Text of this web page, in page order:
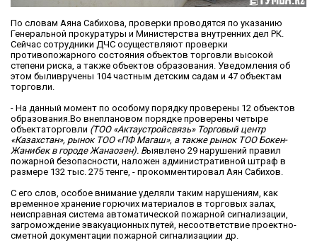
По словам Аяна Сабихова, проверки проводятся по указанию
Генеральной прокуратуры и Министерства внутренних дел РК.
Сейчас сотрудники ДЧС осуществляют проверки
противопожарного состояния объектов торговли высокой
степени риска, а также объектов образования. Уведомления об
этом быливручены 104 частным детским садам и 47 объектам
торговли.
- На данный момент по особому порядку проверены 12 объектов
образования.Во внеплановом порядке проверены четыре
объектаторговли (ТОО «Актаустройсвязь» Торговый центр
«Казахстан», рынок ТОО «ПФ Магаш», а также рынок ТОО Бокен-
Жанибек в городе Жанаозен). Выявлено 29 нарушений правил
пожарной безопасности, наложен административной штраф в
размере 132 тыс. 275 тенге, - прокомментировал Аян Сабихов.
С его слов, особое внимание уделяли таким нарушениям, как
временное хранение горючих материалов в торговых залах,
неисправная система автоматической пожарной сигнализации,
загромождение эвакуационных путей, несоответствие проектно-
сметной документации пожарной сигнализациии др.